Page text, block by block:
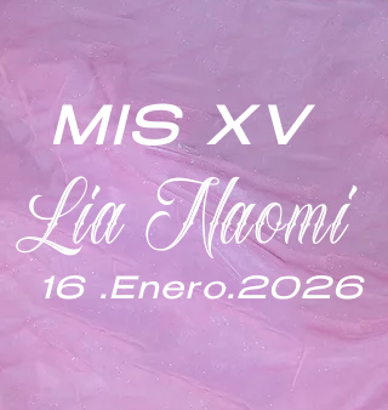
MIS XV
Lia Naomi
16 .Enero.2026